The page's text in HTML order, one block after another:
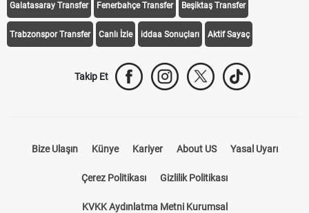
Galatasaray Transfer Fenerbahçe Transfer Beşiktaş Transfer
Trabzonspor Transfer Canlı İzle iddaa Sonuçları Aktif Sayaç
Takip Et
Bize Ulaşın Künye Kariyer About US Yasal Uyarı
Çerez Politikası Gizlilik Politikası
KVKK Aydınlatma Metni Kurumsal